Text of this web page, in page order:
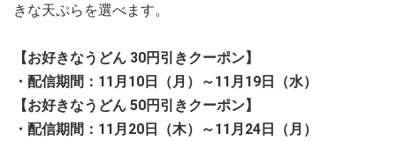
きな天ぷらを選べます。
【お好きなうどん 30円引きクーポン】
・配信期間：11月10日（月）～11月19日（水）
【お好きなうどん 50円引きクーポン】
・配信期間：11月20日（木）～11月24日（月）